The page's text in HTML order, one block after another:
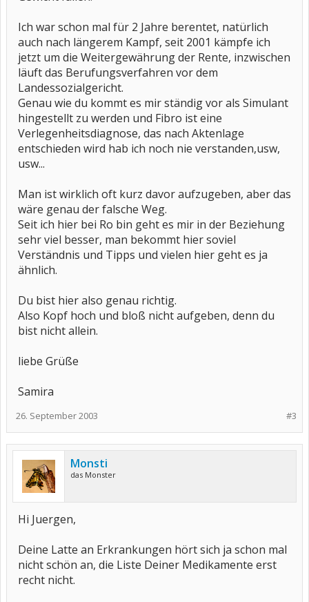
Ich war schon mal für 2 Jahre berentet, natürlich
auch nach längerem Kampf, seit 2001 kämpfe ich
jetzt um die Weitergewährung der Rente, inzwischen
läuft das Berufungsverfahren vor dem
Landessozialgericht.
Genau wie du kommt es mir ständig vor als Simulant
hingestellt zu werden und Fibro ist eine
Verlegenheitsdiagnose, das nach Aktenlage
entschieden wird hab ich noch nie verstanden,usw,
usw...
Man ist wirklich oft kurz davor aufzugeben, aber das
wäre genau der falsche Weg.
Seit ich hier bei Ro bin geht es mir in der Beziehung
sehr viel besser, man bekommt hier soviel
Verständnis und Tipps und vielen hier geht es ja
ähnlich.
Du bist hier also genau richtig.
Also Kopf hoch und bloß nicht aufgeben, denn du
bist nicht allein.
liebe Grüße
Samira
#3
26. September 2003
Monsti
das Monster
Hi Juergen,
Deine Latte an Erkrankungen hört sich ja schon mal
nicht schön an, die Liste Deiner Medikamente erst
recht nicht.